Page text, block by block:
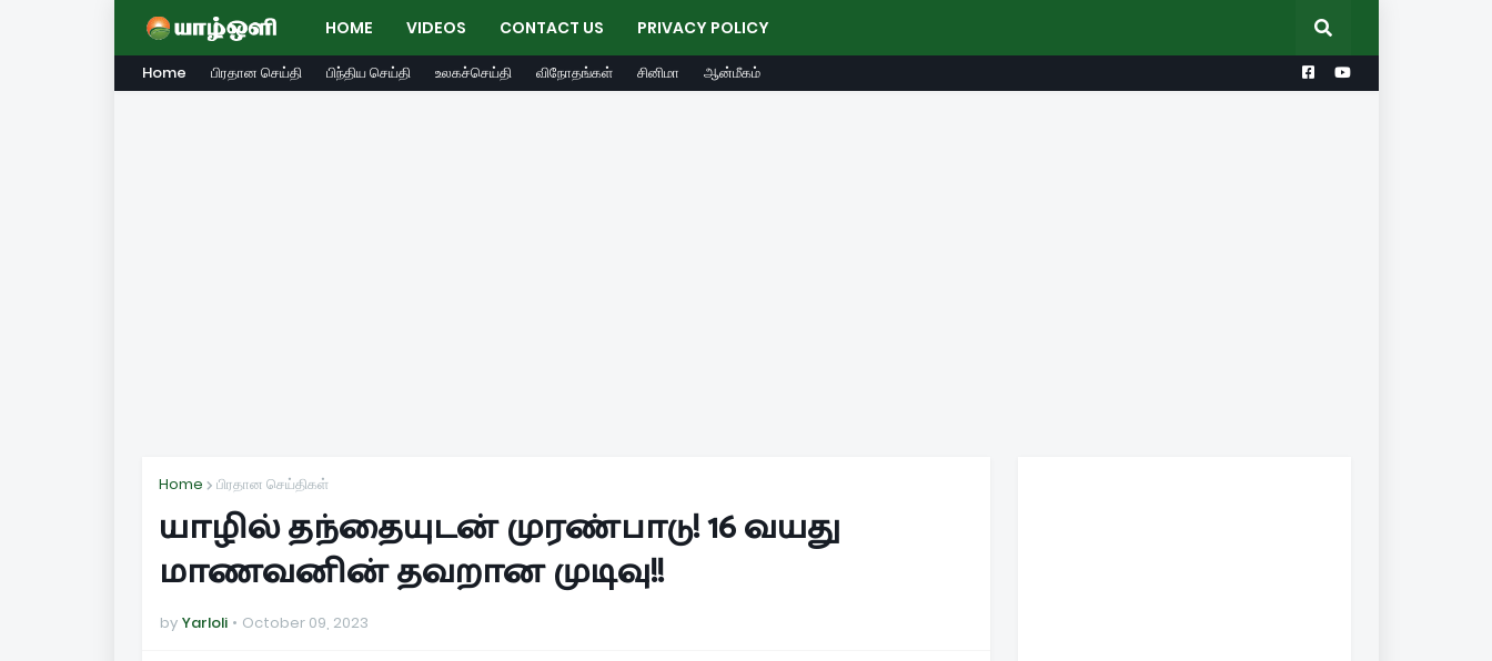
HOME VIDEOS CONTACT US PRIVACY POLICY
Home பிரதான செய்தி பிந்திய செய்தி உலகச்செய்தி விநோதங்கள் சினிமா ஆன்மீகம்
Home பிரதான செய்திகள்
யாழில் தந்தையுடன் முரண்பாடு! 16 வயது
மாணவனின் தவறான முடிவு!!
by Yarloli October 09, 2023